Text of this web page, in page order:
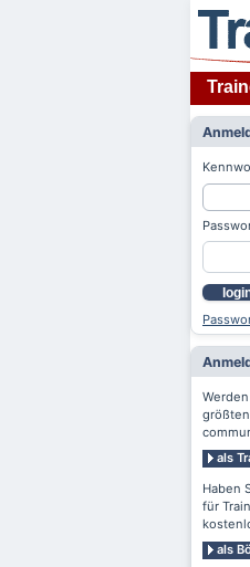
als
Haben
für
als